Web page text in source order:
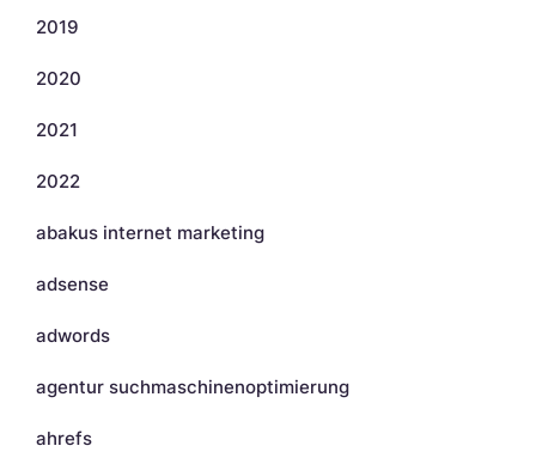
2019
2020
2021
2022
abakus internet marketing
adsense
adwords
agentur suchmaschinenoptimierung
ahrefs